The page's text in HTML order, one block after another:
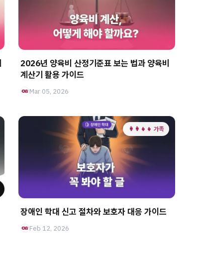
2026년 양육비 산정기준표 보는 법과 양육비
계산기 활용 가이드
Mar 05, 2026
👩‍👩‍👧‍👧 가족
장애인 학대 신고 절차와 보호자 대응 가이드
Feb 12, 2026